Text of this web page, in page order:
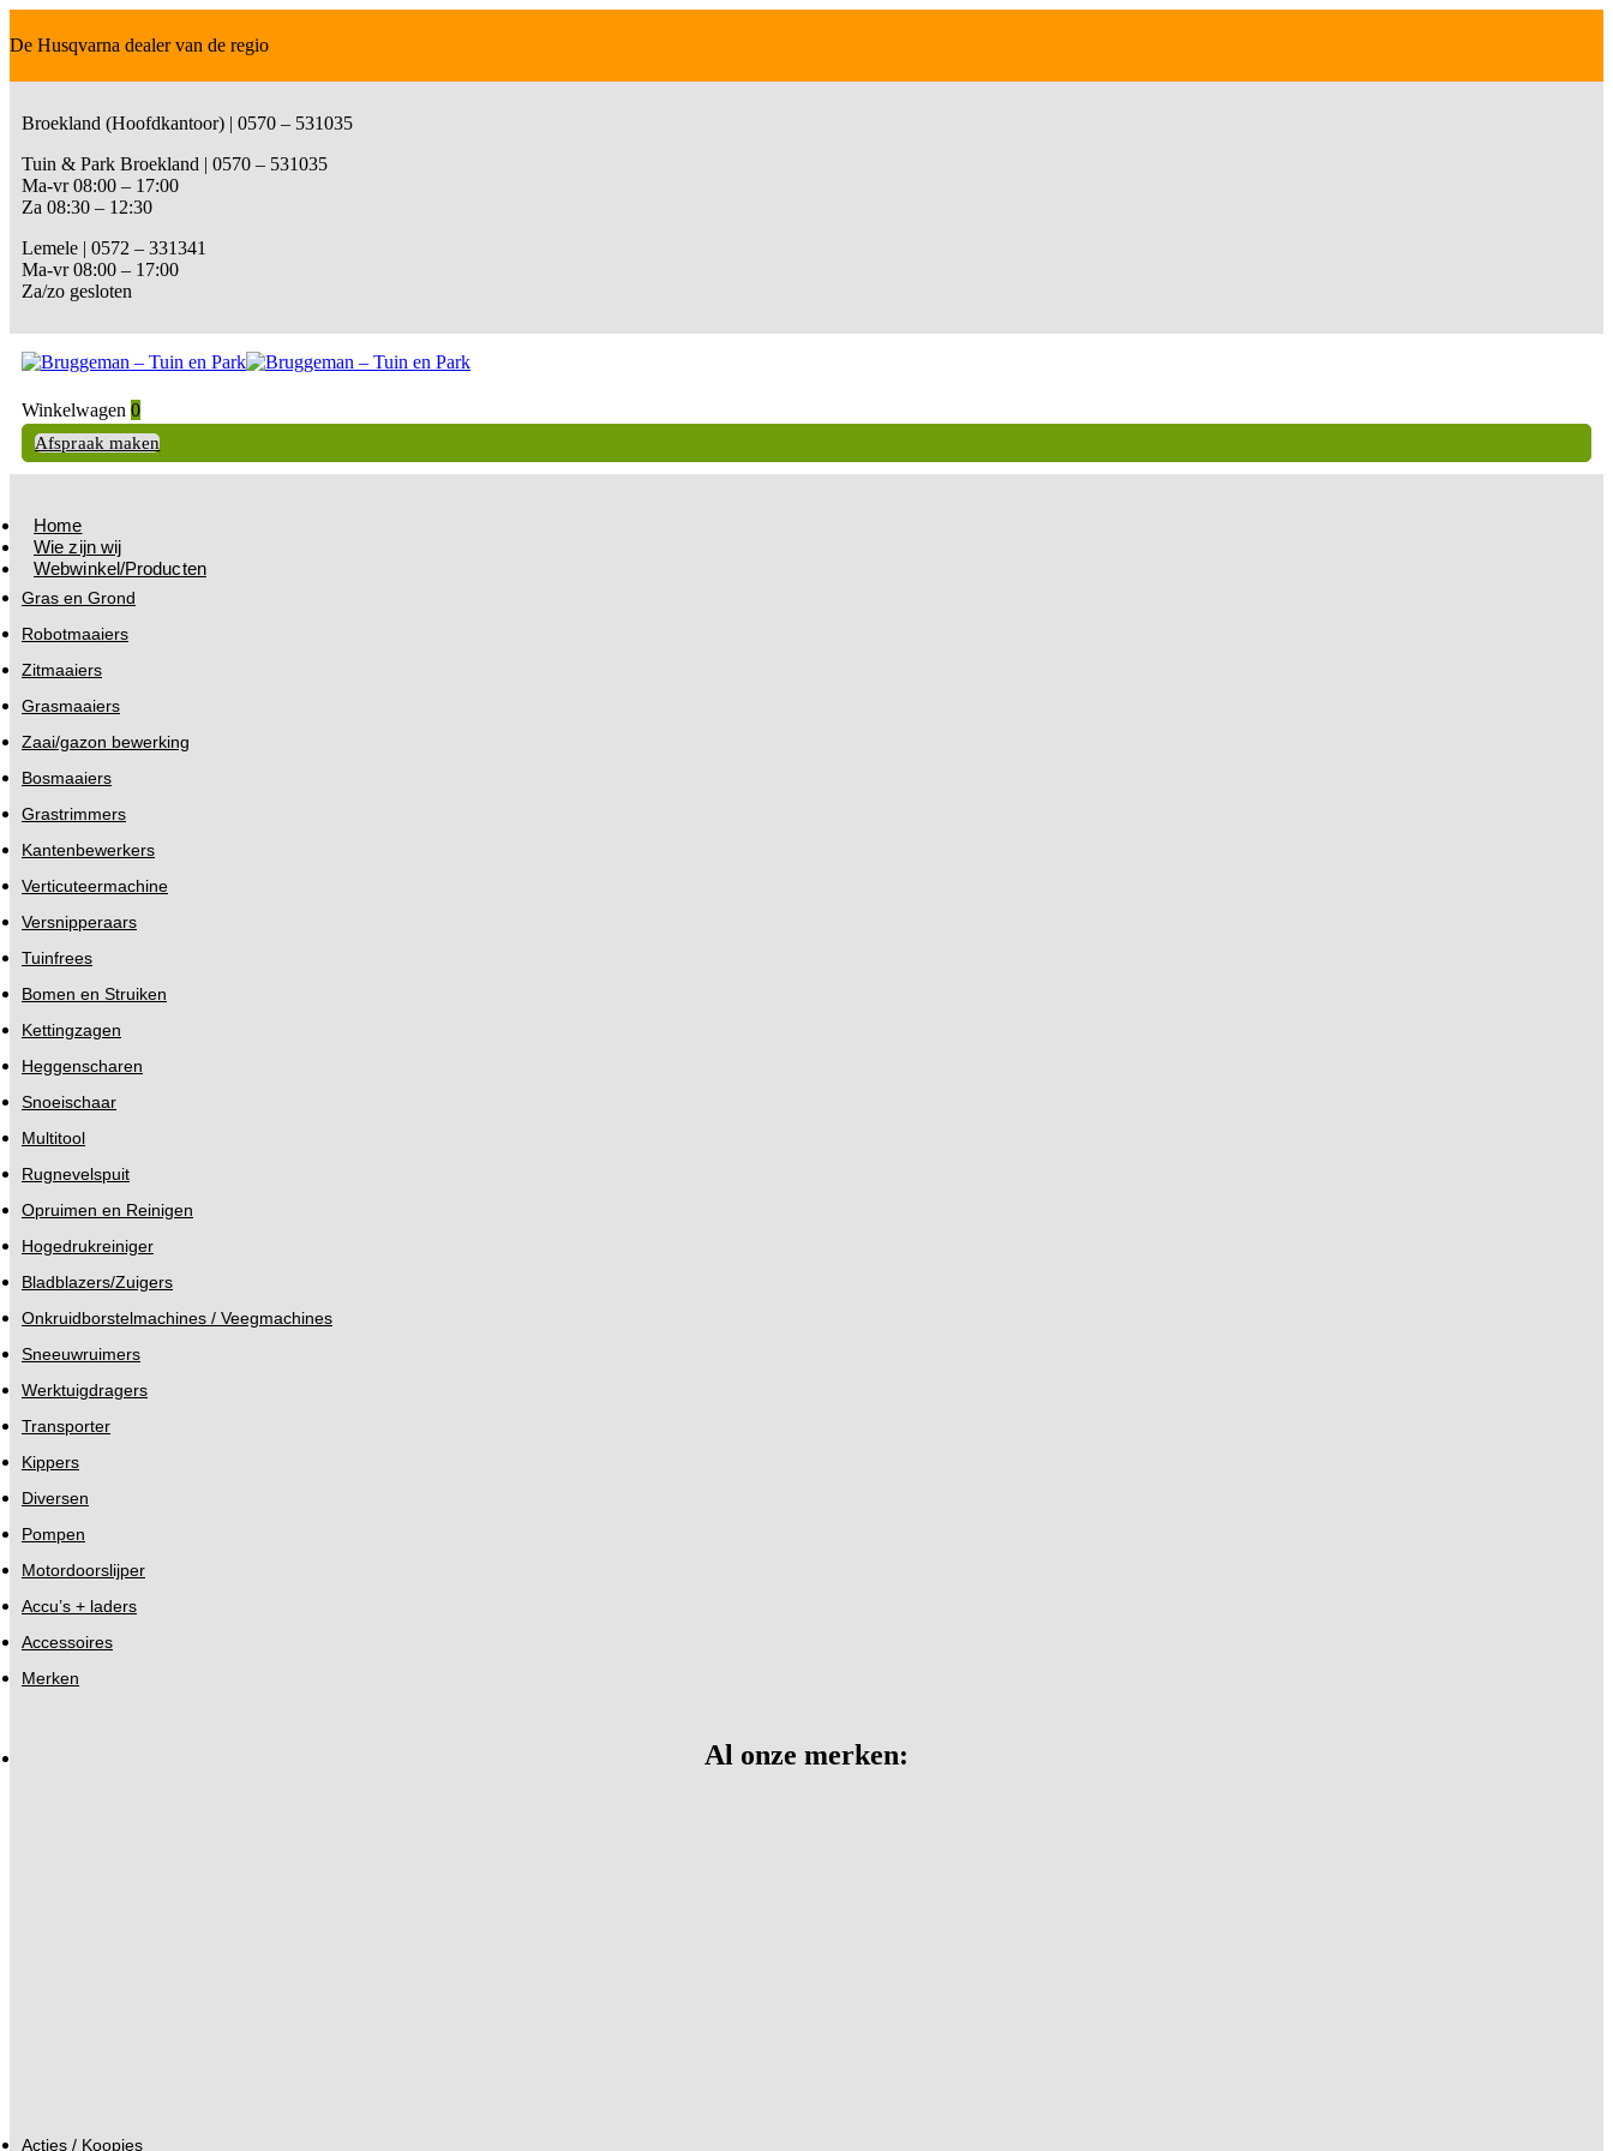
De Husqvarna dealer van de regio
Broekland (Hoofdkantoor) | 0570 – 531035
Tuin & Park Broekland | 0570 – 531035
Ma-vr 08:00 – 17:00
Za 08:30 – 12:30
Lemele | 0572 – 331341
Ma-vr 08:00 – 17:00
Za/zo gesloten
Winkelwagen 0
Afspraak maken
Home
Wie zijn wij
Webwinkel/Producten
Gras en Grond
Robotmaaiers
Zitmaaiers
Grasmaaiers
Zaai/gazon bewerking
Bosmaaiers
Grastrimmers
Kantenbewerkers
Verticuteermachine
Versnipperaars
Tuinfrees
Bomen en Struiken
Kettingzagen
Heggenscharen
Snoeischaar
Multitool
Rugnevelspuit
Opruimen en Reinigen
Hogedrukreiniger
Bladblazers/Zuigers
Onkruidborstelmachines / Veegmachines
Sneeuwruimers
Werktuigdragers
Transporter
Kippers
Diversen
Pompen
Motordoorslijper
Accu’s + laders
Accessoires
Merken
Al onze merken:
Acties / Koopjes